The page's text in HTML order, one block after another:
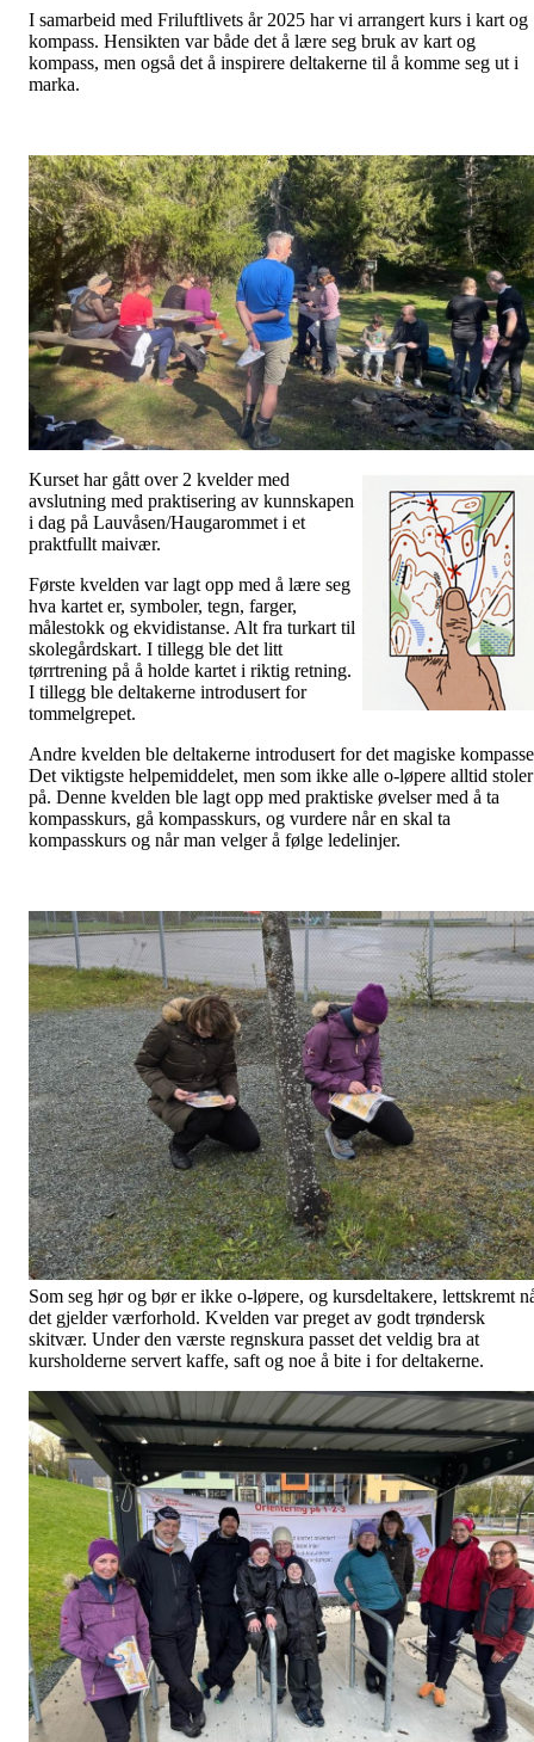
I samarbeid med Friluftlivets år 2025 har vi arrangert kurs i kart og
kompass. Hensikten var både det å lære seg bruk av kart og
kompass, men også det å inspirere deltakerne til å komme seg ut i
marka.
Kurset har gått over 2 kvelder med
avslutning med praktisering av kunnskapen
i dag på Lauvåsen/Haugarommet i et
praktfullt maivær.
Første kvelden var lagt opp med å lære seg
hva kartet er, symboler, tegn, farger,
målestokk og ekvidistanse. Alt fra turkart til
skolegårdskart. I tillegg ble det litt
tørrtrening på å holde kartet i riktig retning.
I tillegg ble deltakerne introdusert for
tommelgrepet.
Andre kvelden ble deltakerne introdusert for det magiske
Det viktigste helpemiddelet, men som ikke alle o-løpere alltid stoler
på. Denne kvelden ble lagt opp med praktiske øvelser med å ta
kompasskurs, gå kompasskurs, og vurdere når en skal ta
kompasskurs og når man velger å følge ledelinjer.
Som seg hør og bør er ikke o-løpere, og kursdeltakere, lettskremt
det gjelder værforhold. Kvelden var preget av godt trøndersk
skitvær. Under den værste regnskura passet det veldig bra at
kursholderne servert kaffe, saft og noe å bite i for deltakerne.